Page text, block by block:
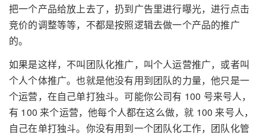
把一个产品给放上去了，扔到广告里进行曝光，进行点击
竞价的调整等等，不都是按照逻辑去做一个产品的推广
的。
如果是这样，不叫团队化推广，叫个人运营推广，或者叫
个人个体推广。也就是他没有用到团队的力量，他只是一
个运营，在自己单打独斗。可能你公司有 100 号来号人，
有 100 来个运营，他每个人都在这么做，就 100 来号人，
自己在单打独斗。你没有用到一个团队化工作，团队化管